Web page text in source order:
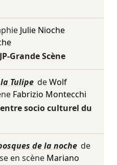
Julie Nioche
Grande Scène
Tulipe deWolf
Fabrizio Montecchi
socio culturel du
de la noche de
en scène Mariano